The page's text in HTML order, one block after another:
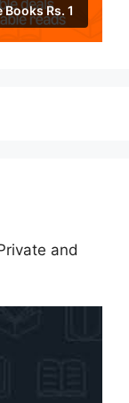
Books Rs. 1
and